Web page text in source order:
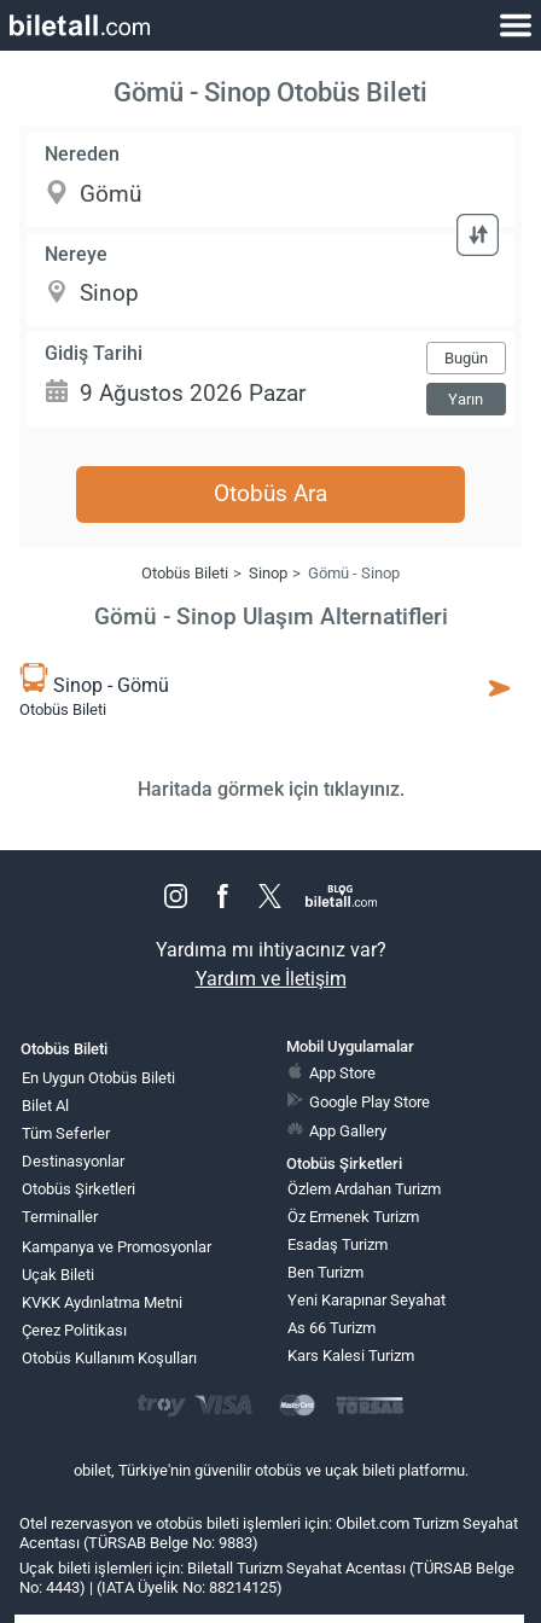
Gömü - Sinop Otobüs Bileti
Nereden
Nereye
Gidiş Tarihi Bugün
Yarın
Otobüs Ara
Otobüs Bileti Sinop Gömü - Sinop
Gömü - Sinop Ulaşım Alternatifleri
Sinop - Gömü
Otobüs Bileti
Haritada görmek için tıklayınız.
Yardıma mı ihtiyacınız var?
Yardım ve İletişim
Otobüs Bileti
En Uygun Otobüs Bileti
Bilet Al
Tüm Seferler
Destinasyonlar
Otobüs Şirketleri
Terminaller
Kampanya ve Promosyonlar
Uçak Bileti
KVKK Aydınlatma Metni
Çerez Politikası
Otobüs Kullanım Koşulları
Mobil Uygulamalar
App Store
Google Play Store
App Gallery
Otobüs Şirketleri
Özlem Ardahan Turizm
Öz Ermenek Turizm
Esadaş Turizm
Ben Turizm
Yeni Karapınar Seyahat
As 66 Turizm
Kars Kalesi Turizm
obilet, Türkiye'nin güvenilir otobüs ve uçak bileti platformu.
Otel rezervasyon ve otobüs bileti işlemleri için: Obilet.com Turizm Seyahat
Acentası (TÜRSAB Belge No: 9883)
Uçak bileti işlemleri için: Biletall Turizm Seyahat Acentası (TÜRSAB Belge
No: 4443) | (IATA Üyelik No: 88214125)